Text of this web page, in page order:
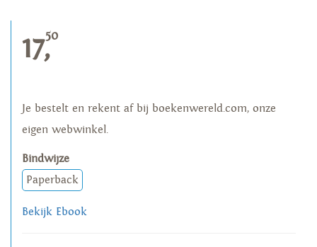
17,50
Je bestelt en rekent af bij boekenwereld.com, onze
eigen webwinkel.
Bindwijze
Paperback
Bekijk Ebook